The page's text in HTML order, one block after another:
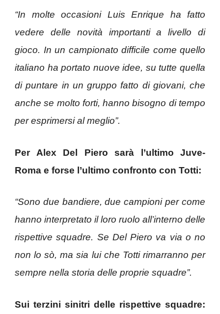
“In molte occasioni Luis Enrique ha fatto
vedere delle novità importanti a livello di
gioco. In un campionato difficile come quello
italiano ha portato nuove idee, su tutte quella
di puntare in un gruppo fatto di giovani, che
anche se molto forti, hanno bisogno di tempo
per esprimersi al meglio”.
Per Alex Del Piero sarà l’ultimo Juve-
Roma e forse l’ultimo confronto con Totti:
“Sono due bandiere, due campioni per come
hanno interpretato il loro ruolo all’interno delle
rispettive squadre. Se Del Piero va via o no
non lo sò, ma sia lui che Totti rimarranno per
sempre nella storia delle proprie squadre”.
Sui terzini sinitri delle rispettive squadre: